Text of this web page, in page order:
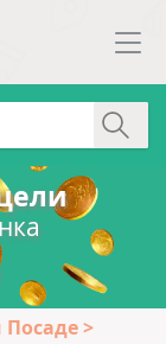
Посаде